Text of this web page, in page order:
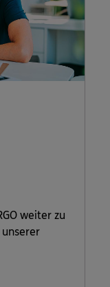
weiter zu
unserer